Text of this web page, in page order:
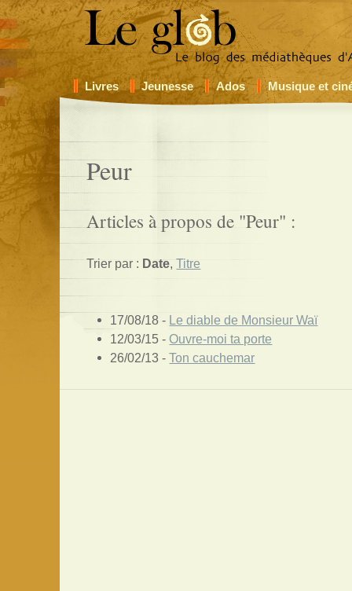
Livres Jeunesse Ados Musique et
Peur
Articles à propos de "Peur" :
Trier par : Date,Titre
17/08/18 - Le diable de Monsieur Waï
12/03/15 - Ouvre-moi ta porte
26/02/13 -Ton cauchemar